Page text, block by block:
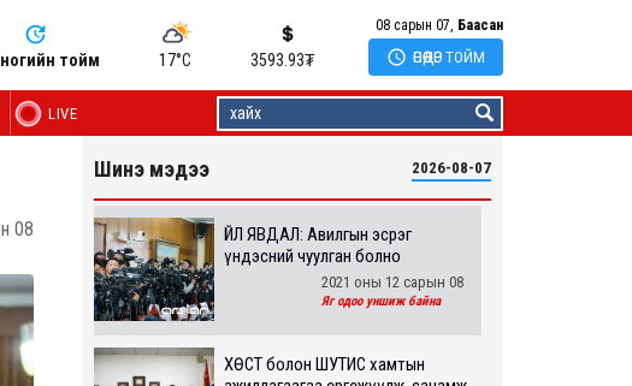
тойм 17°C 3593.93₮
08 сарын 07, Баасан
 ӨНӨӨДӨР ТОЙМ
LIVE
08
Шинэ мэдээ 2026-08-07
ҮЙЛ ЯВДАЛ: Авилгын эсрэг
үндэсний чуулган болно
2021 оны 12 сарын 08
Яг одоо уншиж байна
ХӨСҮТ болон ШУТИС хамтын